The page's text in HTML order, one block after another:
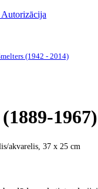
(1942 - 2014)
1967)
akvarelis, 37 x 25 cm